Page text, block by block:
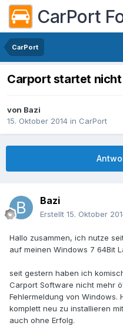
CarPort
CarPort
Carport startet nicht
von Bazi
15. Oktober 2014 in CarPort
Bazi
Erstellt 15. Oktober
Hallo zusammen, ich nutze
auf meinen Windows 7 64Bit
seit gestern haben ich
Carport Software nicht mehr
Fehlermeldung von
komplett neu zu installieren
auch ohne Erfolg.